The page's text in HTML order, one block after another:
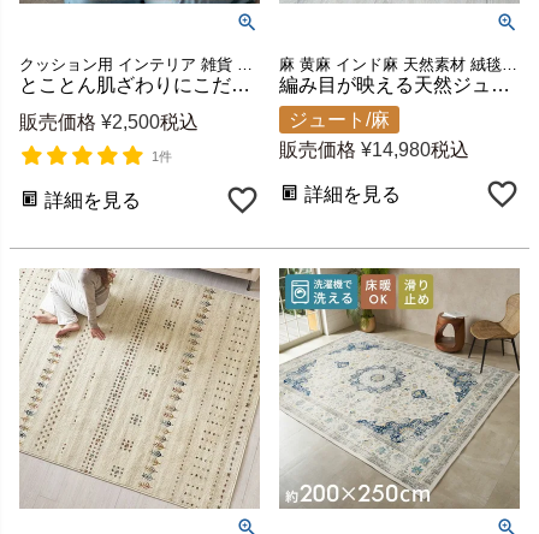
クッション用 インテリア 雑貨 おしゃれ ふわふわ もこもこ 高級感 ふかふか ウォッシャブル やわらか しっとり 長毛 かわいい
とことん肌ざわりにこだわったフェイクファークッションカバー 約45×45cm [70016]
販売価格 ¥2,500税込
1件
詳細を見る
麻 黄麻 インド麻 天然素材 絨毯 カーペット 手織り 敷物 夏用
編み目が映える天然ジュート100%のジュートラグ 約140×200cm [34414]
ジュート/麻
販売価格 ¥14,980税込
詳細を見る